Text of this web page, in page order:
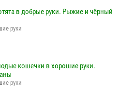
в добрые руки. Рыжие и чёрный
руки
кошечки в хорошие руки.
руки